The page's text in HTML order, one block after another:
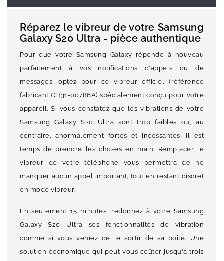
Réparez le vibreur de votre Samsung
Galaxy S20 Ultra - pièce authentique
Pour que votre Samsung Galaxy réponde à nouveau
parfaitement à vos notifications d'appels ou de
messages, optez pour ce vibreur officiel (référence
fabricant GH31-00786A) spécialement conçu pour votre
appareil. Si vous constatez que les vibrations de votre
Samsung Galaxy S20 Ultra sont trop faibles ou, au
contraire, anormalement fortes et incessantes, il est
temps de prendre les choses en main. Remplacer le
vibreur de votre téléphone vous permettra de ne
manquer aucun appel important, tout en restant discret
en mode vibreur.
En seulement 15 minutes, redonnez à votre Samsung
Galaxy S20 Ultra ses fonctionnalités de vibration
comme si vous veniez de le sortir de sa boîte. Une
solution économique qui peut vous coûter jusqu'à trois